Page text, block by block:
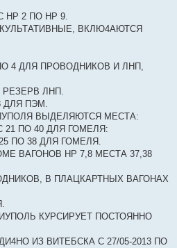
2 ПО НР 9.
ВКЛЮ4АЮТСЯ
4 ДЛЯ ПРОВОДНИКОВ И ЛНП,
РЕЗЕРВ ЛНП.
ДЛЯ ПЭМ.
ВЫДЕЛЯЮТСЯ МЕСТА:
21 ПО 40 ДЛЯ ГОМЕЛЯ:
ПО 38 ДЛЯ ГОМЕЛЯ.
ВАГОНОВ НР 7,8 МЕСТА 37,38
В ПЛАЦКАРТНЫХ ВАГОНАХ
КУРСИРУЕТ ПОСТОЯННО
ИЗ ВИТЕБСКА С 27/05-2013 ПО